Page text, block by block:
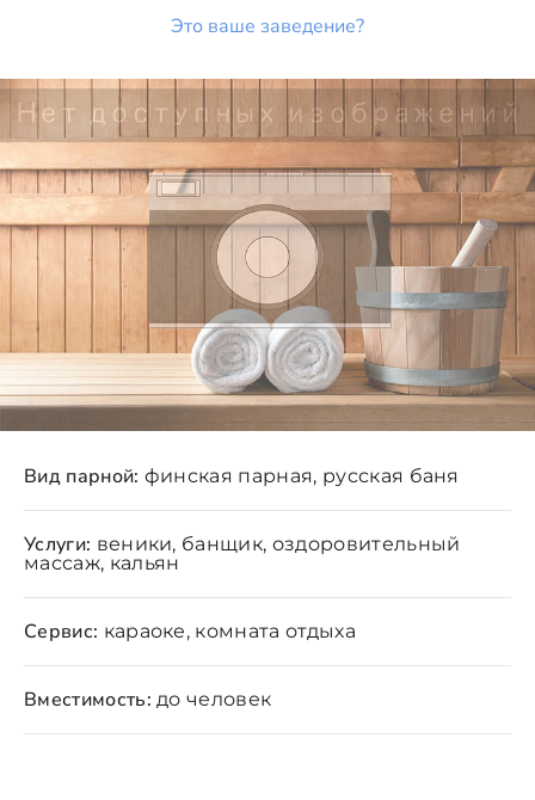
Это ваше заведение?
Вид парной: финская парная, русская баня
Услуги: веники, банщик, оздоровительный
массаж, кальян
Сервис: караоке, комната отдыха
Вместимость: до человек